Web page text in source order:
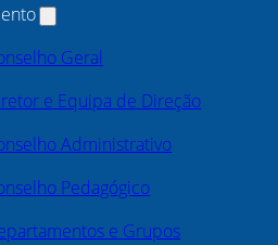
Geral
e Equipa de Direção
Administrativo
Pedagógico
e Grupos